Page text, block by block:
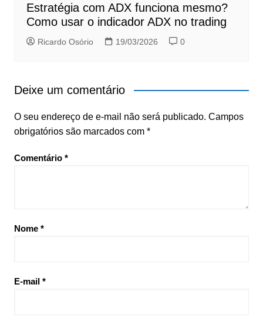
Estratégia com ADX funciona mesmo?
Como usar o indicador ADX no trading
Ricardo Osório 19/03/2026 0
Deixe um comentário
O seu endereço de e-mail não será publicado. Campos
obrigatórios são marcados com *
Comentário *
Nome *
E-mail *